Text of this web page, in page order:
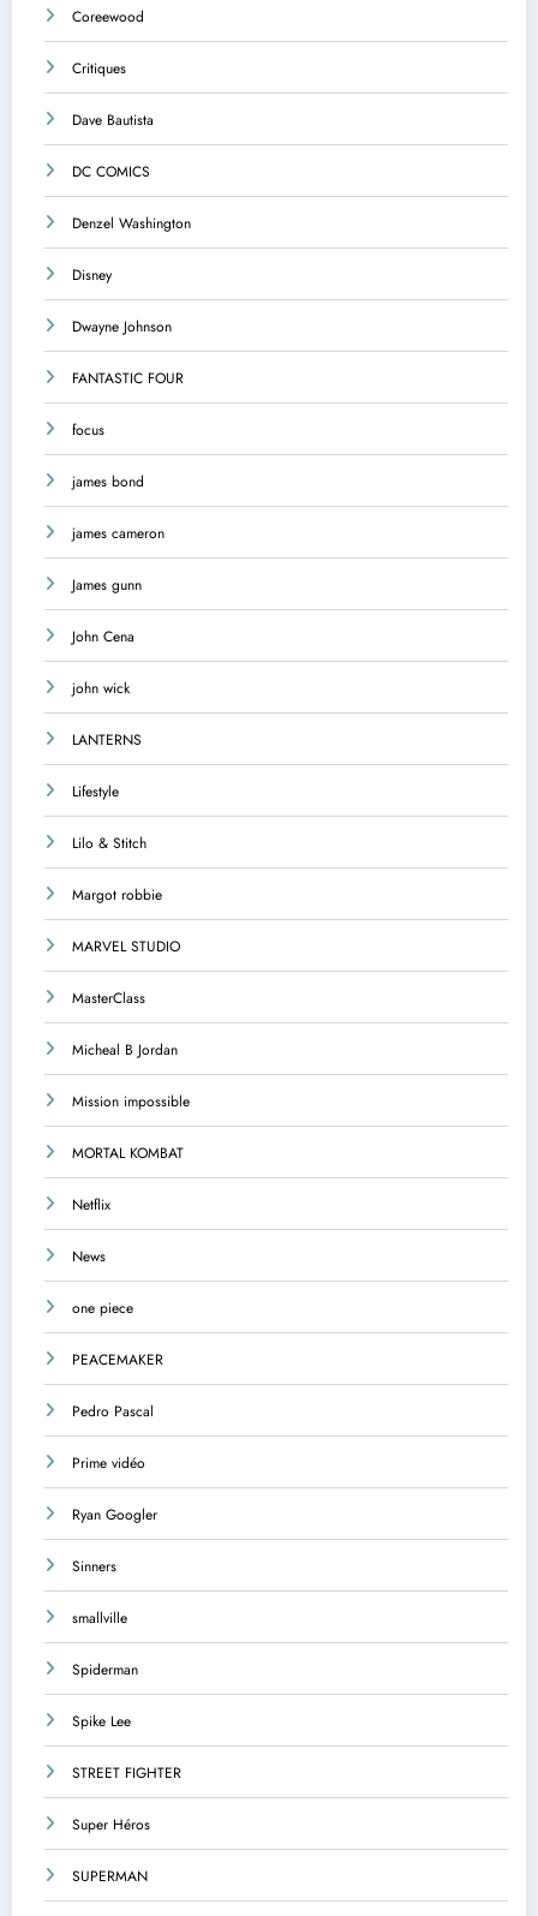
Coreewood
Critiques
Dave Bautista
DC COMICS
Denzel Washington
Disney
Dwayne Johnson
FANTASTIC FOUR
focus
james bond
james cameron
James gunn
John Cena
john wick
LANTERNS
Lifestyle
Lilo & Stitch
Margot robbie
MARVEL STUDIO
MasterClass
Micheal B Jordan
Mission impossible
MORTAL KOMBAT
Netflix
News
one piece
PEACEMAKER
Pedro Pascal
Prime vidéo
Ryan Googler
Sinners
smallville
Spiderman
Spike Lee
STREET FIGHTER
Super Héros
SUPERMAN